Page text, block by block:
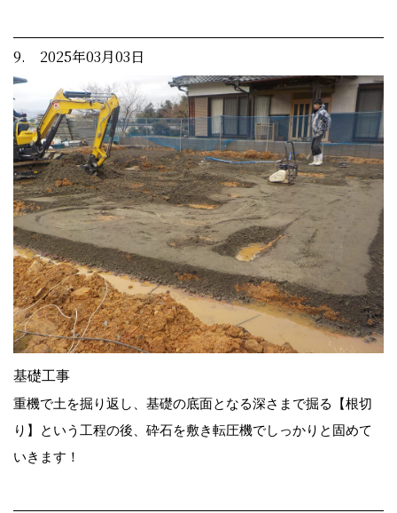
9. 2025年03月03日
基礎工事
重機で土を掘り返し、基礎の底面となる深さまで掘る【根切
り】という工程の後、砕石を敷き転圧機でしっかりと固めて
いきます！